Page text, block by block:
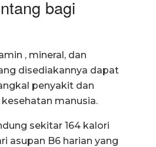
bagi
, mineral, dan
disediakannya dapat
penyakit dan
manusia.
sekitar 164 kalori
asupan B6 harian yang